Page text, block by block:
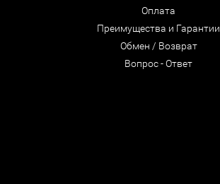
Оплата
Преимущества и Гарантии
Обмен / Возврат
Вопрос - Ответ